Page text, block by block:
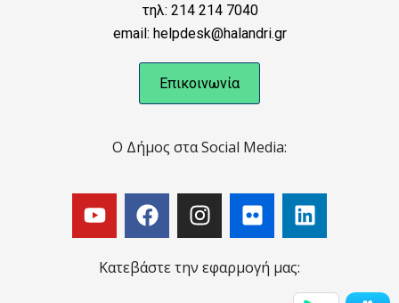
τηλ: 214 214 7040
email: helpdesk@halandri.gr
Επικοινωνία
Ο Δήμος στα Social Media:
Κατεβάστε την εφαρμογή μας: